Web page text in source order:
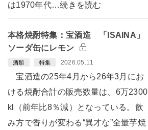
は1970年代…続きを読む
本格焼酎特集：宝酒造 「ISAINA」
ソーダ缶にレモン
酒類 特集 2026.05.11
宝酒造の25年4月から26年3月にお
ける焼酎合計の販売数量は、6万2300
kl（前年比8％減）となっている。飲
み方で香りが変わる“異才な”全量芋焼